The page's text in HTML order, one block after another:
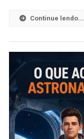
Continue lendo...